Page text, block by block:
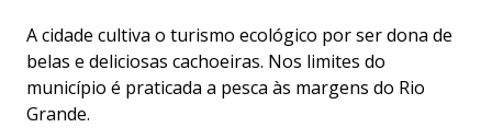
A cidade cultiva o turismo ecológico por ser dona de
belas e deliciosas cachoeiras. Nos limites do
município é praticada a pesca às margens do Rio
Grande.